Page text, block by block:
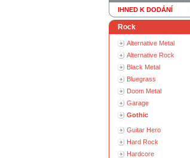
IHNED K DODÁNÍ
Rock
Alternative Metal
Alternative Rock
Black Metal
Bluegrass
Doom Metal
Garage
Gothic
Guitar Hero
Hard Rock
Hardcore